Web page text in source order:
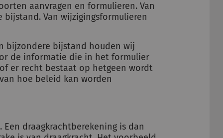
aanvragen en formulieren. Van
Van wijzigingsformulieren
bijzondere bijstand houden wij
de informatie die in het formulier
er recht bestaat op hetgeen wordt
hoe beleid kan worden
draagkrachtberekening is dan